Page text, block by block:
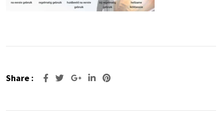
Share : Google+LinkedIn
Pinterest